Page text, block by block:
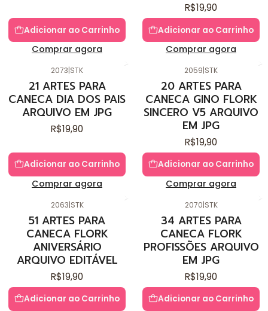
Adicionar ao Carrinho
Comprar agora
R$19,90
Adicionar ao Carrinho
Comprar agora
2073|STK
21 ARTES PARA
CANECA DIA DOS PAIS
ARQUIVO EM JPG
R$19,90
Adicionar ao Carrinho
Comprar agora
2059|STK
20 ARTES PARA
CANECA GINO FLORK
SINCERO V5 ARQUIVO
EM JPG
R$19,90
Adicionar ao Carrinho
Comprar agora
2063|STK
51 ARTES PARA
CANECA FLORK
ANIVERSÁRIO
ARQUIVO EDITÁVEL
R$19,90
Adicionar ao Carrinho
2070|STK
34 ARTES PARA
CANECA FLORK
PROFISSÕES ARQUIVO
EM JPG
R$19,90
Adicionar ao Carrinho